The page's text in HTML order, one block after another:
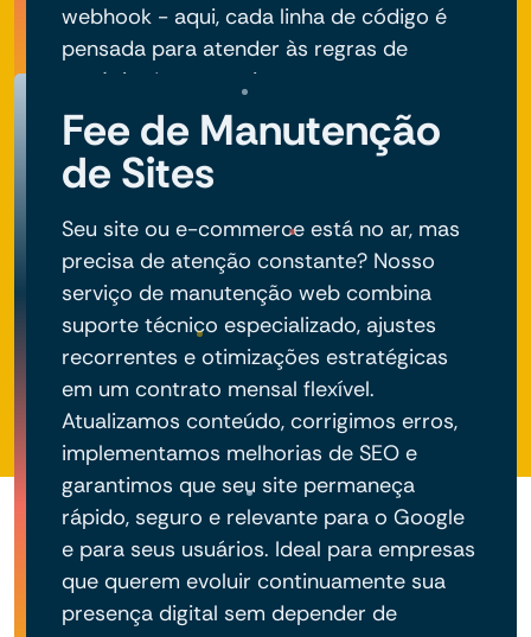
webhook - aqui, cada linha de código é
pensada para atender às regras de
negócio do seu projeto.
Fee de Manutenção
de Sites
Seu site ou e-commerce está no ar, mas
precisa de atenção constante? Nosso
serviço de manutenção web combina
suporte técnico especializado, ajustes
recorrentes e otimizações estratégicas
em um contrato mensal flexível.
Atualizamos conteúdo, corrigimos erros,
implementamos melhorias de SEO e
garantimos que seu site permaneça
rápido, seguro e relevante para o Google
e para seus usuários. Ideal para empresas
que querem evoluir continuamente sua
presença digital sem depender de